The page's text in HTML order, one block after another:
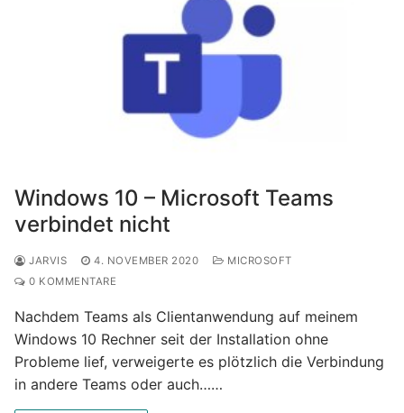
Windows 10 – Microsoft Teams
verbindet nicht
JARVIS 4. NOVEMBER 2020
MICROSOFT
0 KOMMENTARE
Nachdem Teams als Clientanwendung auf meinem
Windows 10 Rechner seit der Installation ohne
Probleme lief, verweigerte es plötzlich die Verbindung
in andere Teams oder auch……